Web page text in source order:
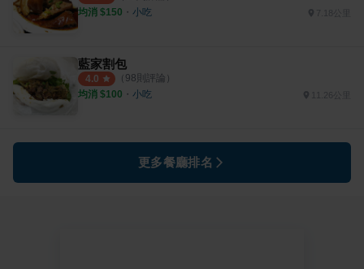
均消 $150 ・ 小吃
藍家割包
4.0 （ 98則評論）
均消 $100 ・ 小吃
更多餐廳排名